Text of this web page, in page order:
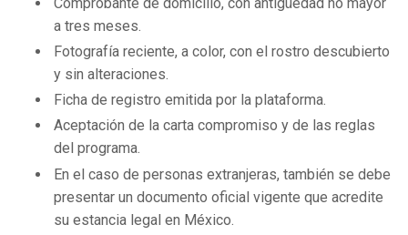
a tres meses.
Fotografía reciente, a color, con el rostro descubierto
y sin alteraciones.
Ficha de registro emitida por la plataforma.
Aceptación de la carta compromiso y de las reglas
del programa.
En el caso de personas extranjeras, también se debe
presentar un documento oficial vigente que acredite
su estancia legal en México.